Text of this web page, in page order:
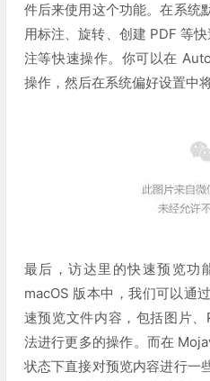
件后来使用这个功能。在系统
用标注、旋转、创建 PDF 等
注等快速操作。你可以在
操作，然后在系统偏好设置中
最后，访达里的快速预览功
macOS 版本中，我们可以通
速预览文件内容，包括图片
法进行更多的操作。而在
状态下直接对预览内容进行一